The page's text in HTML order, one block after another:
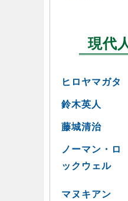
現代
ヒロヤマガタ
鈴木英人
藤城清治
ノーマン・ロ
ックウェル
マヌキアン